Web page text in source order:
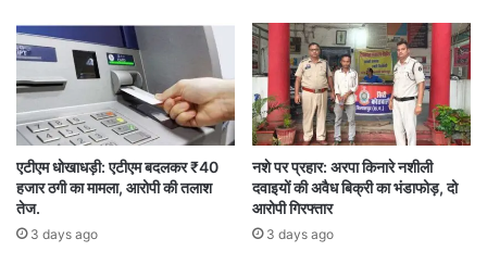
ज्यादा देवों को सवारी के साथ लेकर आए। रिखी क्षत्रिय का
कहना है- यहां दुर्लभ लोकवाद्य की खोज यात्रा के तहत वह
भी पहुंचे थे। यहां दूसरे दिन ग्रामीणों ने अपने अपने
लोकवाद्यों का प्रदर्शन अपने देवों के सामने किया। जिसमें
ग्रामीण भोगम ढोल लेकर पहुंचे थे। रिखी का कहना है कि
पहली बार उन्होंने इतना विशाल ढोल देखा। उन्होंने इसका
एटीएम धोखाधड़ी: एटीएम बदलकर ₹40
हजार ठगी का मामला, आरोपी की तलाश
तेज.
3 days ago
नशे पर प्रहार: अरपा किनारे नशीली
दवाइयों की अवैध बिक्री का भंडाफोड़, दो
आरोपी गिरफ्तार
3 days ago